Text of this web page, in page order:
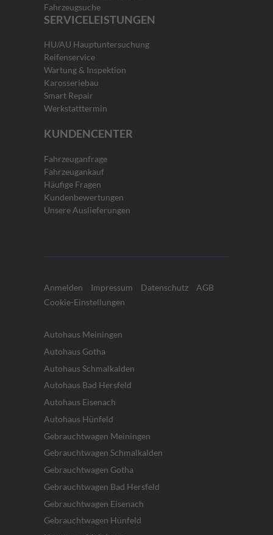
Fahrzeugsuche
SERVICELEISTUNGEN
HU/AU Hauptuntersuchung
Reifenservice
Wartung & Inspektion
Karosseriebau
Smart Repair
Werkstatttermin
KUNDENCENTER
Fahrzeuganfrage
Fahrzeugankauf
Häufige Fragen
Kundenbewertungen
Unsere Auslieferungen
Anmelden Impressum Datenschutz
AGB
Cookie-Einstellungen
Autohaus Meiningen
Autohaus Gotha
Autohaus Schmalkalden
Autohaus Bad Hersfeld
Autohaus Eisenach
Autohaus Hünfeld
Gebrauchtwagen Meiningen
Gebrauchtwagen Schmalkalden
Gebrauchtwagen Gotha
Gebrauchtwagen Bad Hersfeld
Gebrauchtwagen Eisenach
Gebrauchtwagen Hünfeld